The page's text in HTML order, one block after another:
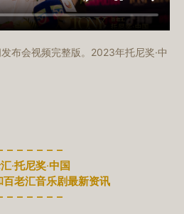
布会视频完整版。2023年托尼奖·中
– – – – – –
·托尼奖·中国
百老汇音乐剧最新资讯
– – – – – –